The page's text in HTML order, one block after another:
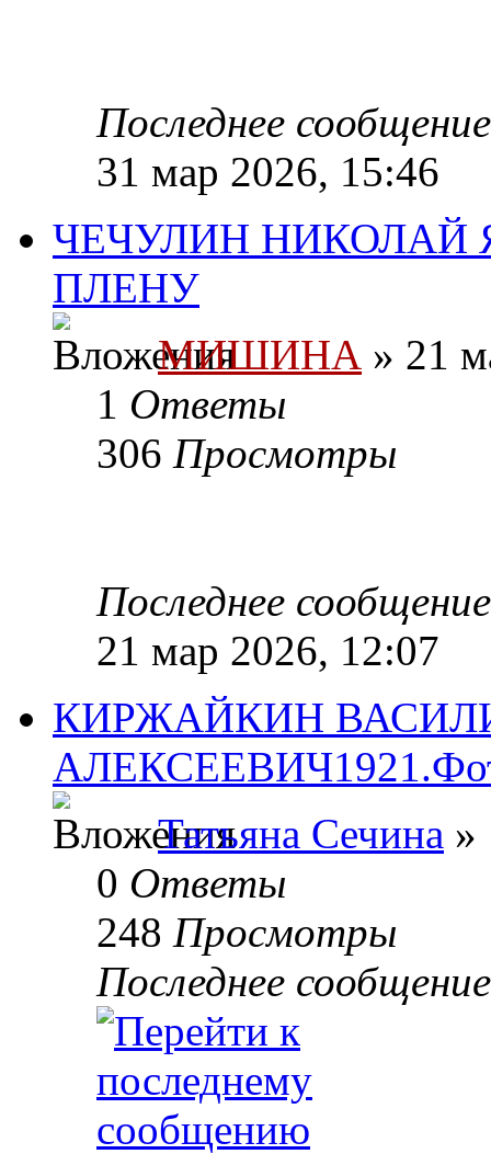
Последнее
31 мар 2026, 15:46
ЧЕЧУЛИН НИКОЛАЙ
ПЛЕНУ
МИШИНА » 21
1 Ответы
306 Просмотры
Последнее
21 мар 2026, 12:07
КИРЖАЙКИН
Татьяна Сечина »
0 Ответы
248 Просмотры
Последнее